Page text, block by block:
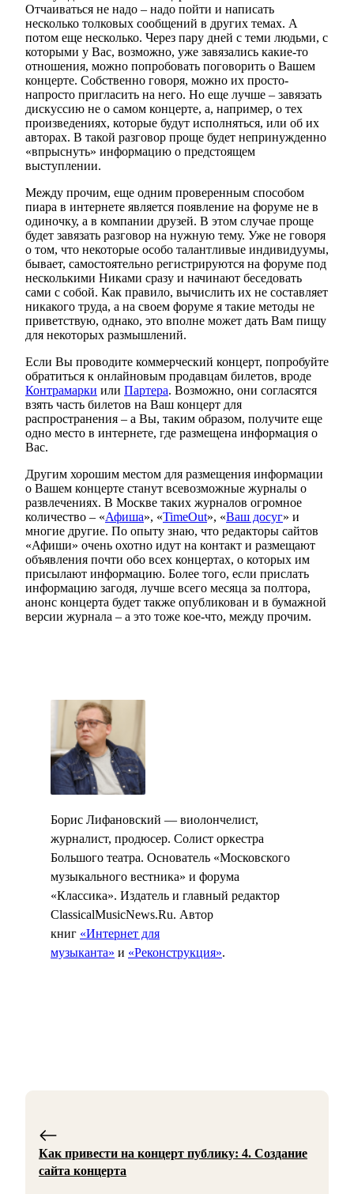
Отчаиваться не надо – надо пойти и написать
несколько толковых сообщений в других темах. А
потом еще несколько. Через пару дней с теми людьми, с
которыми у Вас, возможно, уже завязались какие-то
отношения, можно попробовать поговорить о Вашем
концерте. Собственно говоря, можно их просто-
напросто пригласить на него. Но еще лучше – завязать
дискуссию не о самом концерте, а, например, о тех
произведениях, которые будут исполняться, или об их
авторах. В такой разговор проще будет непринужденно
«впрыснуть» информацию о предстоящем
выступлении.
Между прочим, еще одним проверенным способом
пиара в интернете является появление на форуме не в
одиночку, а в компании друзей. В этом случае проще
будет завязать разговор на нужную тему. Уже не говоря
о том, что некоторые особо талантливые индивидуумы,
бывает, самостоятельно регистрируются на форуме под
несколькими Никами сразу и начинают беседовать
сами с собой. Как правило, вычислить их не составляет
никакого труда, а на своем форуме я такие методы не
приветствую, однако, это вполне может дать Вам пищу
для некоторых размышлений.
Если Вы проводите коммерческий концерт, попробуйте
обратиться к онлайновым продавцам билетов, вроде
Контрамарки или Партера. Возможно, они согласятся
взять часть билетов на Ваш концерт для
распространения – а Вы, таким образом, получите еще
одно место в интернете, где размещена информация о
Вас.
Другим хорошим местом для размещения информации
о Вашем концерте станут всевозможные журналы о
развлечениях. В Москве таких журналов огромное
количество – «Афиша», «TimeOut», «Ваш досуг» и
многие другие. По опыту знаю, что редакторы сайтов
«Афиши» очень охотно идут на контакт и размещают
объявления почти обо всех концертах, о которых им
присылают информацию. Более того, если прислать
информацию загодя, лучше всего месяца за полтора,
анонс концерта будет также опубликован и в бумажной
версии журнала – а это тоже кое-что, между прочим.
Борис Лифановский — виолончелист,
журналист, продюсер. Солист оркестра
Большого театра. Основатель «Московского
музыкального вестника» и форума
«Классика». Издатель и главный редактор
ClassicalMusicNews.Ru. Автор
книг «Интернет для
музыканта» и «Реконструкция».
Как привести на концерт публику: 4. Создание
сайта концерта